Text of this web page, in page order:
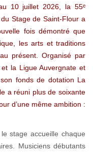
10 juillet 2026, la 55ᵉ
Stage de Saint-Flour a
fois démontré que
les arts et traditions
présent. Organisé par
la Ligue Auvergnate et
fonds de dotation La
a réuni plus de soixante
d’une même ambition :
stage accueille chaque
Musiciens débutants